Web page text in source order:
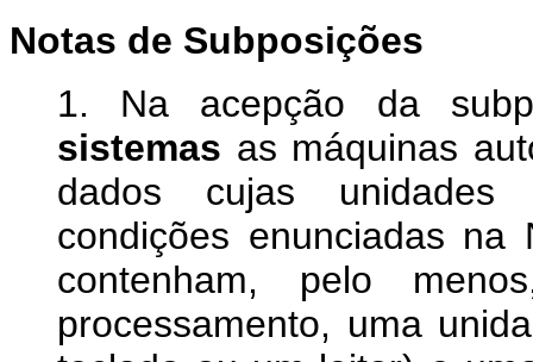
Notas de Subposições
1. Na acepção da
sistemas as máquinas
dados cujas unidades
condições enunciadas
contenham, pelo
processamento, uma